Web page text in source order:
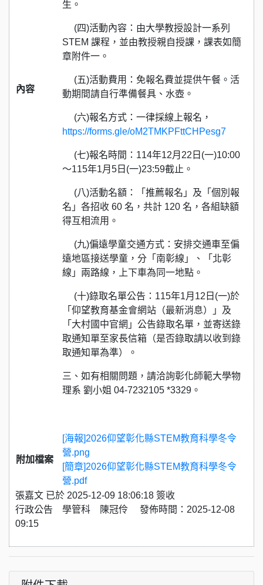
內容
生。
(四)活動內容：由大學教授設計一系列
STEM 課程，並由教授親自授課，課表如簡
章附件一。
(五)活動費用：免報名費並提供午餐。活
動期間請自行準備餐具、水壺。
(六)報名方式：一律採線上報名，
https://forms.gle/oM2TMKPFttCHPesg7
(七)報名時間：114年12月22日(一)10:00
～115年1月5日(一)23:59截止。
(八)活動名額：「推薦報名」及「個別報
名」各招收 60 名，共計 120 名，各組缺額
得互相流用。
(九)偏遠學童交通方式：安排交通車至偏
遠地區接送學童，分「南彰線」、「北彰
線」兩路線，上下車為同一地點。
(十)錄取名單公告：115年1月12日(一)於
「仰望教育基金會網站（最新消息）」及
「大村國中官網」公告錄取名單，並寄送錄
取通知單至家長信箱（是否錄取請以收到錄
取通知單為準）。
三、如有相關問題，請洽詢彰化師範大學物
理系 劉小姐 04-7232105 *3329。
附加檔案
[海報]2026仰望彰化縣STEM教育科學冬令
營.png
[簡章]2026仰望彰化縣STEM教育科學冬令
營.pdf
張嘉文 已於 2025-12-09 18:06:18 簽收
行政公告 學管科 陳冠伶 發佈時間：2025-12-08
09:15